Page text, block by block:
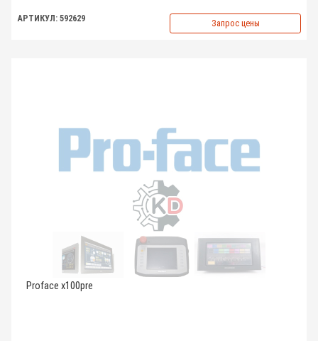
АРТИКУЛ: 592629 Запрос цены
Proface x100pre